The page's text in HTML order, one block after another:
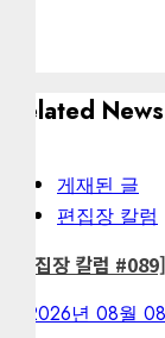
Related News
게재된 글
편집장 칼럼
[편집장 칼럼
2026년 08월